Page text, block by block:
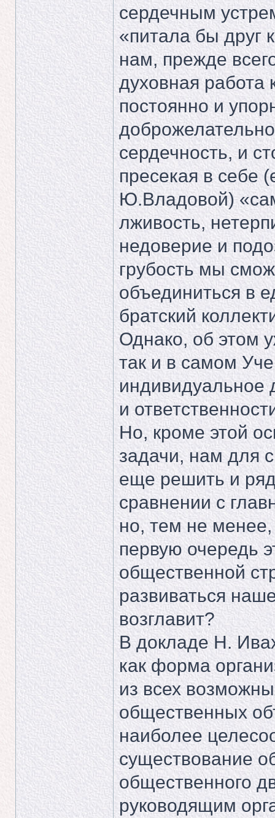
сердечным
«питала бы друг
нам, прежде
духовная работа
постоянно и
сердечность, и
пресекая в себе
Ю.Владовой)
лживость,
недоверие и
грубость мы
объединиться в
братский
Однако, об этом
так и в самом
индивидуальное
и
Но, кроме этой
задачи, нам для
еще решить и ряд
сравнении с
но, тем не
первую очередь
общественной
развиваться
возглавит?
В докладе Н.
как форма
из всех
общественных
наиболее
существование
общественного
руководящим